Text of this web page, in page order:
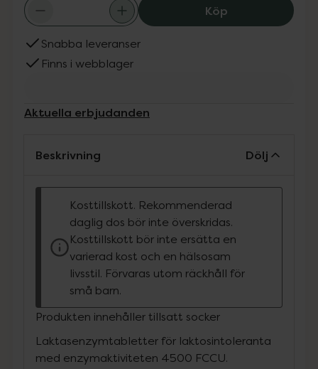
KöpVitabalans
Snabba leveranser
Finns i webblager
Aktuella erbjudanden
Beskrivning Dölj
Kosttillskott. Rekommenderad
daglig dos bör inte överskridas.
Kosttillskott bör inte ersätta en
varierad kost och en hälsosam
livsstil. Förvaras utom räckhåll för
små barn.
Produkten innehåller tillsatt socker
Laktasenzymtabletter för laktosintoleranta
med enzymaktiviteten 4500 FCCU.